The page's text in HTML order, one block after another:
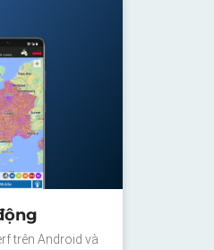
trên Android và